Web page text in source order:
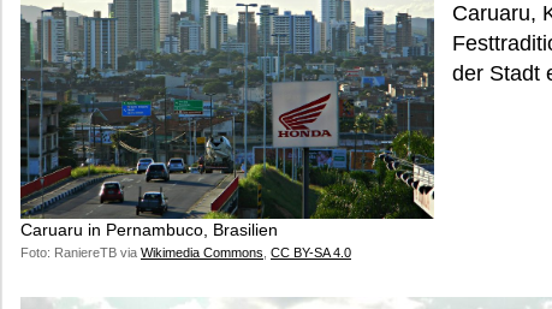
Caruaru in Pernambuco, Brasilien
Foto: RaniereTB via Wikimedia Commons CC BY-SA 4.0
Caruaru,
der Stadt